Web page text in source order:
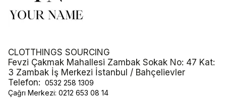
CLOTTHINGS SOURCING
Fevzi Çakmak Mahallesi Zambak Sokak No: 47 Kat:
3 Zambak İş Merkezi İstanbul / Bahçelievler
Telefon: 0532 258 1309
Çağrı Merkezi: 0212 653 08 14